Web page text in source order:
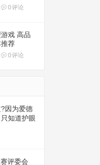
0评论
戏 高品
荐
0评论
因为爱德
知道护眼
评委会